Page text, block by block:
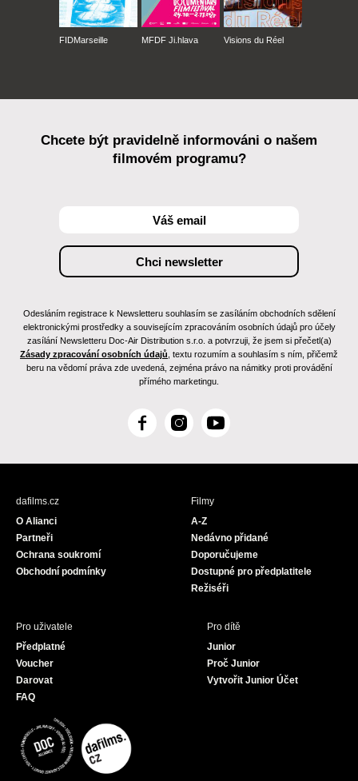
FIDMarseille MFDF Ji.hlava Visions du Réel
Chcete být pravidelně informováni o našem
filmovém programu?
Odesláním registrace k Newsletteru souhlasím se zasíláním obchodních sdělení
elektronickými prostředky a souvisejícím zpracováním osobních údajů pro účely
zasílání Newsletteru Doc-Air Distribution s.r.o. a potvrzuji, že jsem si přečetl(a)
Zásady zpracování osobních údajů , textu rozumím a souhlasím s ním, přičemž
beru na vědomí práva zde uvedená, zejména právo na námitky proti provádění
přímého marketingu.
F
c
I
s
Y
u
dafilms.cz
O Alianci
Partneři
Ochrana soukromí
Obchodní podmínky
Filmy
A-Z
Nedávno přidané
Doporučujeme
Dostupné pro předplatitele
Režiséři
Pro uživatele
Předplatné
Voucher
Darovat
FAQ
Pro dítě
Junior
Proč Junior
Vytvořit Junior Účet